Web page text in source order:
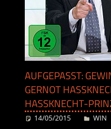
AUFGEPASST:
GERNOT
HASSKNECHT-
14/05/2015 WIN